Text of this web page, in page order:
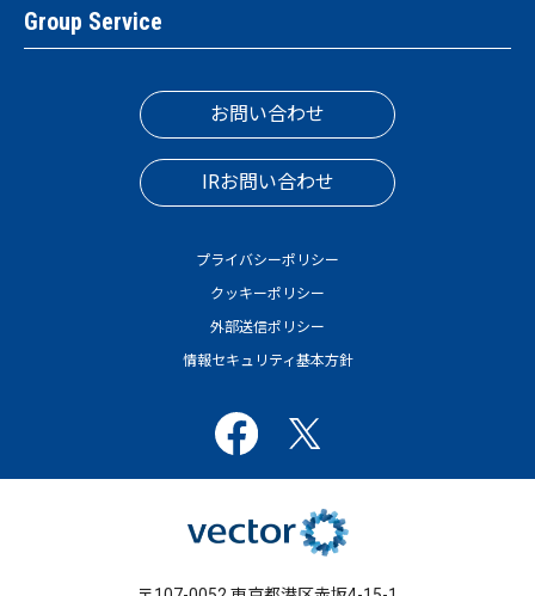
Group Service
お問い合わせ
IRお問い合わせ
プライバシーポリシー
クッキーポリシー
外部送信ポリシー
情報セキュリティ基本方針